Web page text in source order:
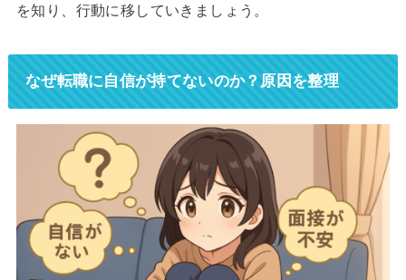
を知り、行動に移していきましょう。
なぜ転職に自信が持てないのか？原因を整理